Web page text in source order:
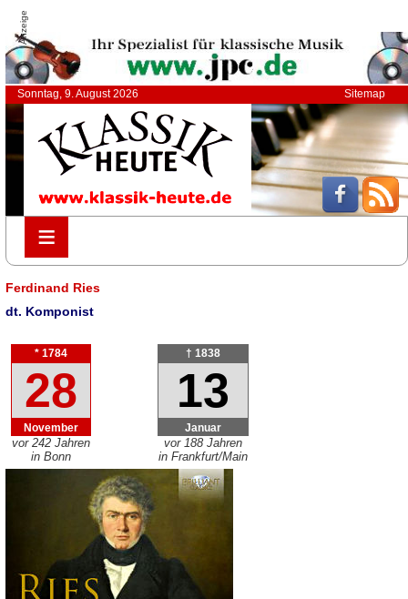
Anzeige
Sonntag, 9. August 2026 Sitemap
≡
≡
Ferdinand Ries
dt. Komponist
* 1784
28
November
vor 242 Jahren
in Bonn
† 1838
13
Januar
vor 188 Jahren
in Frankfurt/Main